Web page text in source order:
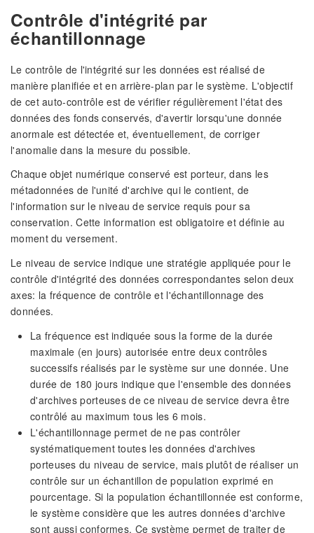
Contrôle d'intégrité par
échantillonnage
Le contrôle de l'intégrité sur les données est réalisé de
manière planifiée et en arrière-plan par le système. L'objectif
de cet auto-contrôle est de vérifier régulièrement l'état des
données des fonds conservés, d'avertir lorsqu'une donnée
anormale est détectée et, éventuellement, de corriger
l'anomalie dans la mesure du possible.
Chaque objet numérique conservé est porteur, dans les
métadonnées de l'unité d'archive qui le contient, de
l'information sur le niveau de service requis pour sa
conservation. Cette information est obligatoire et définie au
moment du versement.
Le niveau de service indique une stratégie appliquée pour le
contrôle d'intégrité des données correspondantes selon deux
axes: la fréquence de contrôle et l'échantillonnage des
données.
La fréquence est indiquée sous la forme de la durée
maximale (en jours) autorisée entre deux contrôles
successifs réalisés par le système sur une donnée. Une
durée de 180 jours indique que l'ensemble des données
d'archives porteuses de ce niveau de service devra être
contrôlé au maximum tous les 6 mois.
L'échantillonnage permet de ne pas contrôler
systématiquement toutes les données d'archives
porteuses du niveau de service, mais plutôt de réaliser un
contrôle sur un échantillon de population exprimé en
pourcentage. Si la population échantillonnée est conforme,
le système considère que les autres données d'archive
sont aussi conformes. Ce système permet de traiter de